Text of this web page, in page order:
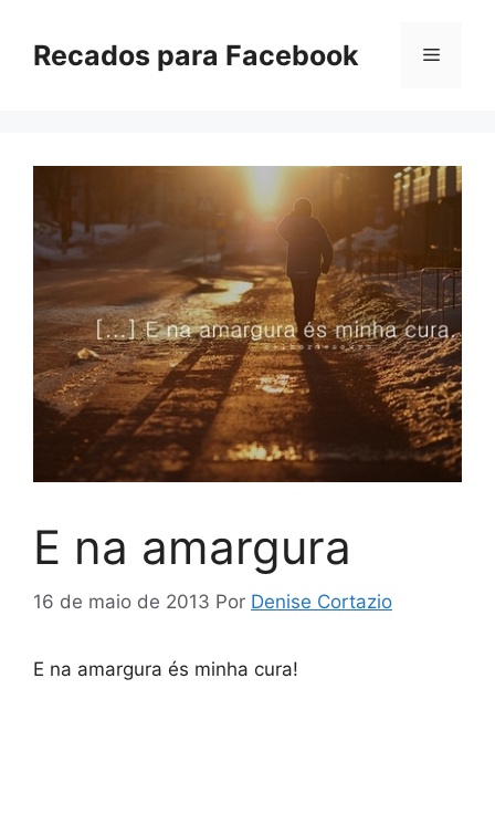
paraRecados para Facebook Menu
E na amargura
16 de maio de 2013 Por Denise Cortazio
E na amargura és minha cura!